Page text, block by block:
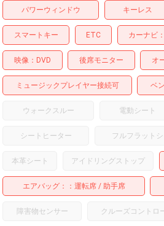
パワーウィンドウ キーレス
スマートキー ETC カーナビ
映像 DVD 後席モニター オ
ミュージックプレイヤー接続可 ベ
ウォークスルー 電動シート
シートヒーター フルフラットシ
本革シート アイドリングストップ
エアバッグ： 運転席 助手席
障害物センサー クルーズコントロ